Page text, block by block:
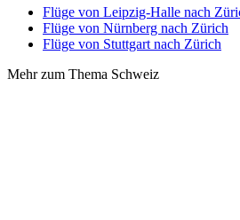
Flüge von Leipzig-Halle nach
Flüge von Nürnberg nach Zürich
Flüge von Stuttgart nach Zürich
Mehr zum Thema Schweiz